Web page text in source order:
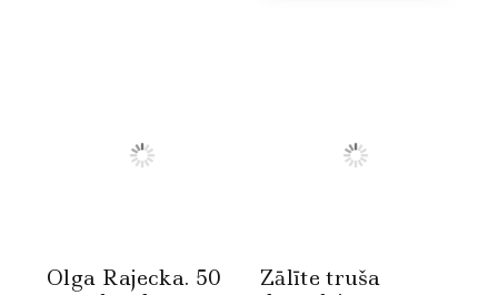
Olga Rajecka. 50
Zālīte truša